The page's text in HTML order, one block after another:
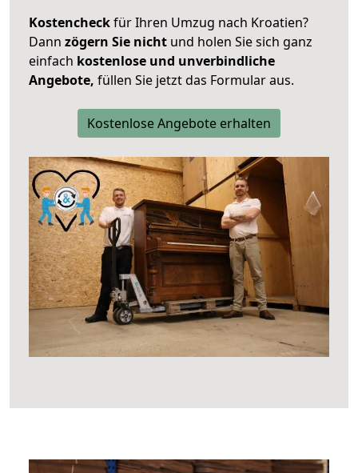
Kostencheckfür Ihren Umzug nach Kroatien?
Dann zögern Sie nicht und holen Sie sich ganz
einfach kostenlose und unverbindliche
Angebote, füllen Sie jetzt das Formular aus.
Kostenlose Angebote erhalten